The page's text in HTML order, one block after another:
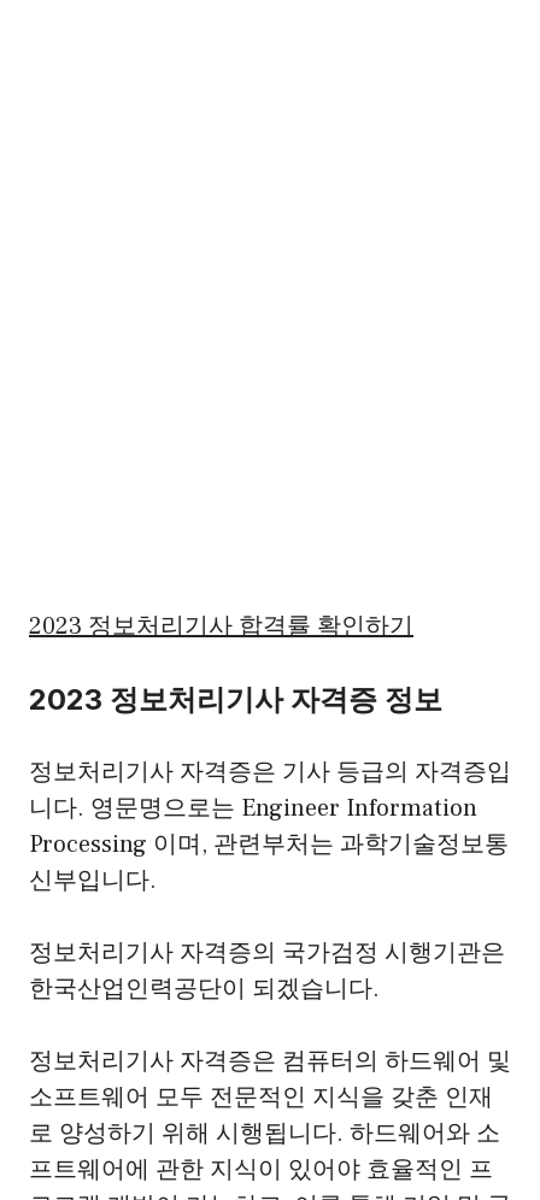
2023 정보처리기사 합격률 확인하기
2023 정보처리기사 자격증 정보
정보처리기사 자격증은 기사 등급의 자격증입
니다. 영문명으로는 Engineer Information
Processing 이며, 관련부처는 과학기술정보통
신부입니다.
정보처리기사 자격증의 국가검정 시행기관은
한국산업인력공단이 되겠습니다.
정보처리기사 자격증은 컴퓨터의 하드웨어 및
소프트웨어 모두 전문적인 지식을 갖춘 인재
로 양성하기 위해 시행됩니다. 하드웨어와 소
프트웨어에 관한 지식이 있어야 효율적인 프